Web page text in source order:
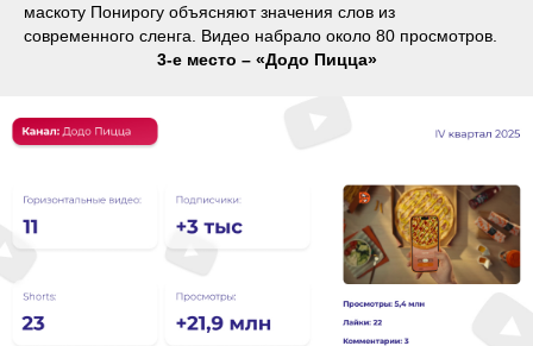
маскоту Понирогу объясняют значения слов из
современного сленга. Видео набрало около 80 просмотров.
3-е место – «Додо Пицца»